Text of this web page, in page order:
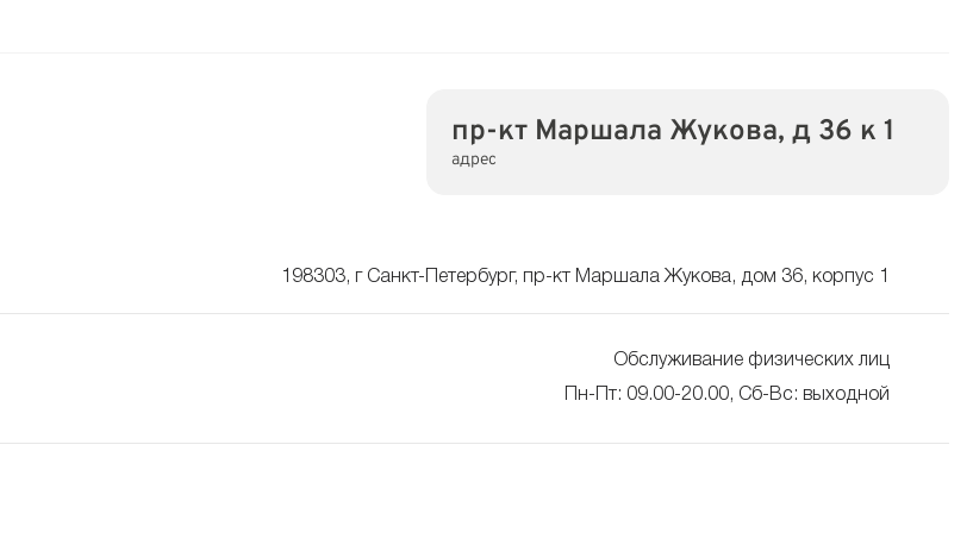
пр-кт Маршала Жукова, д 36 к 1
адрес
198303, г Санкт-Петербург, пр-кт Маршала Жукова, дом 36, корпус 1
Обслуживание физических лиц
Пн-Пт: 09.00-20.00, Сб-Вс: выходной